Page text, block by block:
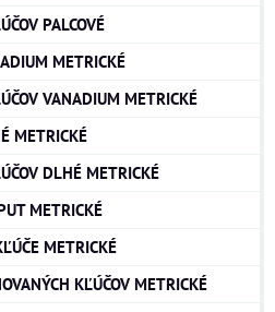
PALCOVÉ
METRICKÉ
VANADIUM METRICKÉ
METRICKÉ
DLHÉ METRICKÉ
METRICKÉ
METRICKÉ
KĽÚČOV METRICKÉ